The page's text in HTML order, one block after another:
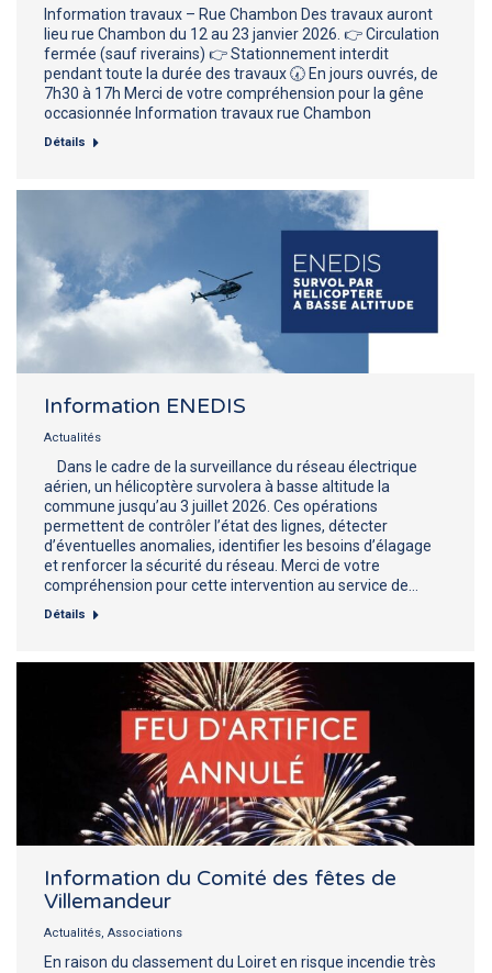
Information travaux – Rue Chambon Des travaux auront
lieu rue Chambon du 12 au 23 janvier 2026. 👉 Circulation
fermée (sauf riverains) 👉 Stationnement interdit
pendant toute la durée des travaux 🕢 En jours ouvrés, de
7h30 à 17h Merci de votre compréhension pour la gêne
occasionnée Information travaux rue Chambon
Détails
Information ENEDIS
Actualités
Dans le cadre de la surveillance du réseau électrique
aérien, un hélicoptère survolera à basse altitude la
commune jusqu’au 3 juillet 2026. Ces opérations
permettent de contrôler l’état des lignes, détecter
d’éventuelles anomalies, identifier les besoins d’élagage
et renforcer la sécurité du réseau. Merci de votre
compréhension pour cette intervention au service de…
Détails
Information du Comité des fêtes de
Villemandeur
Actualités, Associations
En raison du classement du Loiret en risque incendie très